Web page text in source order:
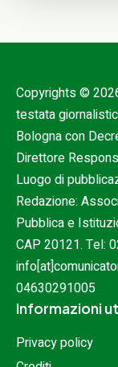
Copyrights ©
testata
Bologna con
Direttore
Luogo di
Redazione:
Pubblica e
CAP 20121. Tel:
04630291005
Informazioni
Privacy policy